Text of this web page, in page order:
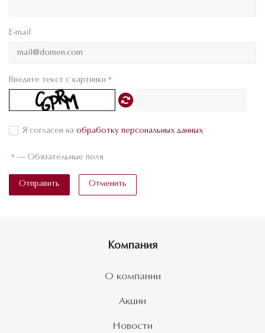
E-mail
Введите текст с картинки *
Я согласен на обработку персональных данных
* — Обязательные поля
Отправить Отменить
Компания
О компании
Акции
Новости